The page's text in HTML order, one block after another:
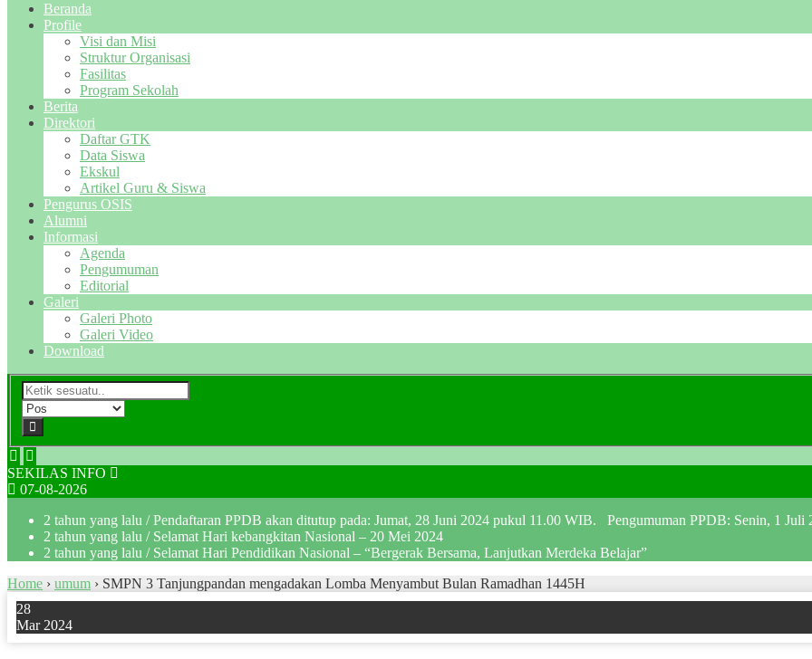
Beranda
Profile
Visi dan Misi
Struktur Organisasi
Fasilitas
Program Sekolah
Berita
Direktori
Daftar GTK
Data Siswa
Ekskul
Artikel Guru & Siswa
Pengurus OSIS
Alumni
Informasi
Agenda
Pengumuman
Editorial
Galeri
Galeri Photo
Galeri Video
Download
SEKILAS INFO
07-08-2026
2 tahun yang lalu / Pendaftaran PPDB akan ditutup pada: Jumat, 28 Juni 2024 pukul 11.00 WIB. Pengumuman PPDB: Senin, 1 Juli
2 tahun yang lalu / Selamat Hari kebangkitan Nasional – 20 Mei 2024
2 tahun yang lalu / Selamat Hari Pendidikan Nasional – “Bergerak Bersama, Lanjutkan Merdeka Belajar”
Home › umum › SMPN 3 Tanjungpandan mengadakan Lomba Menyambut Bulan Ramadhan 1445H
28
Mar 2024